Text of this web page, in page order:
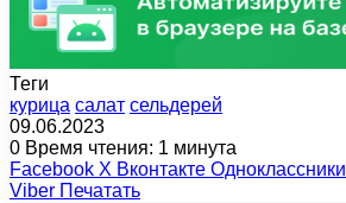
Теги
курица салат сельдерей
09.06.2023
0 Время чтения: 1 минута
Facebook X Вконтакте Одноклассники
Viber Печатать